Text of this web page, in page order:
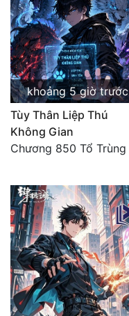
Truyện Nam
Truyện Nữ
Vô Địch Lưu
Xây Dựng Thế Lực
Đam Mỹ
Đẹp
Tính Cách Nhân Vật :
Cơ Trí
Sát Phạt Quyết Đoán
Vô Sỉ
khoảng 5 giờ trước
Tùy Thân Liệp Thú
Không Gian
Chương 850 Tổ Trùng